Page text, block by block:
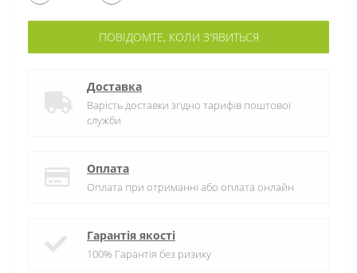
ПОВІДОМТЕ, КОЛИ З'ЯВИТЬСЯ
Доставка
Варість доставки згідно тарифів поштової
служби
Оплата
Оплата при отриманні або оплата онлайн
Гарантія якості
100% Гарантія без ризику